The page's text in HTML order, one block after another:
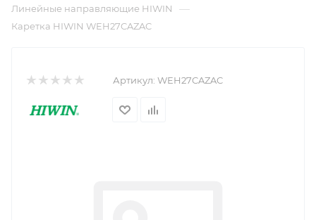
Линейные направляющие HIWIN —
Каретка HIWIN WEH27CAZAC
Артикул: WEH27CAZAC